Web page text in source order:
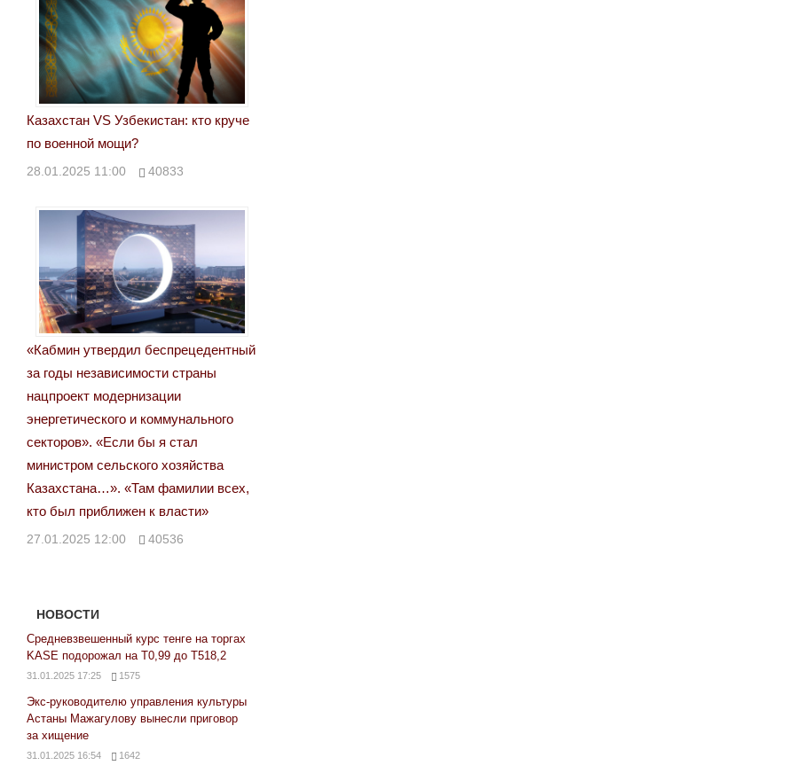
Казахстан VS Узбекистан: кто круче
по военной мощи?
28.01.2025 11:00 40833
«Кабмин утвердил беспрецедентный
за годы независимости страны
нацпроект модернизации
энергетического и коммунального
секторов». «Если бы я стал
министром сельского хозяйства
Казахстана…». «Там фамилии всех,
кто был приближен к власти»
27.01.2025 12:00 40536
НОВОСТИ
Средневзвешенный курс тенге на торгах
KASE подорожал на Т0,99 до Т518,2
31.01.2025 17:25 1575
Экс-руководителю управления культуры
Астаны Мажагулову вынесли приговор
за хищение
31.01.2025 16:54 1642